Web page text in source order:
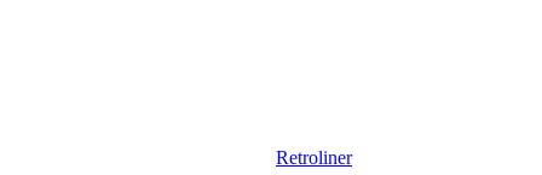
Retroliner